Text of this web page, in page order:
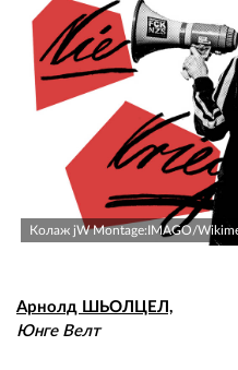
Колаж jW Montage:IMAGO/
Арнолд ШЬОЛЦЕЛ,
Юнге Велт